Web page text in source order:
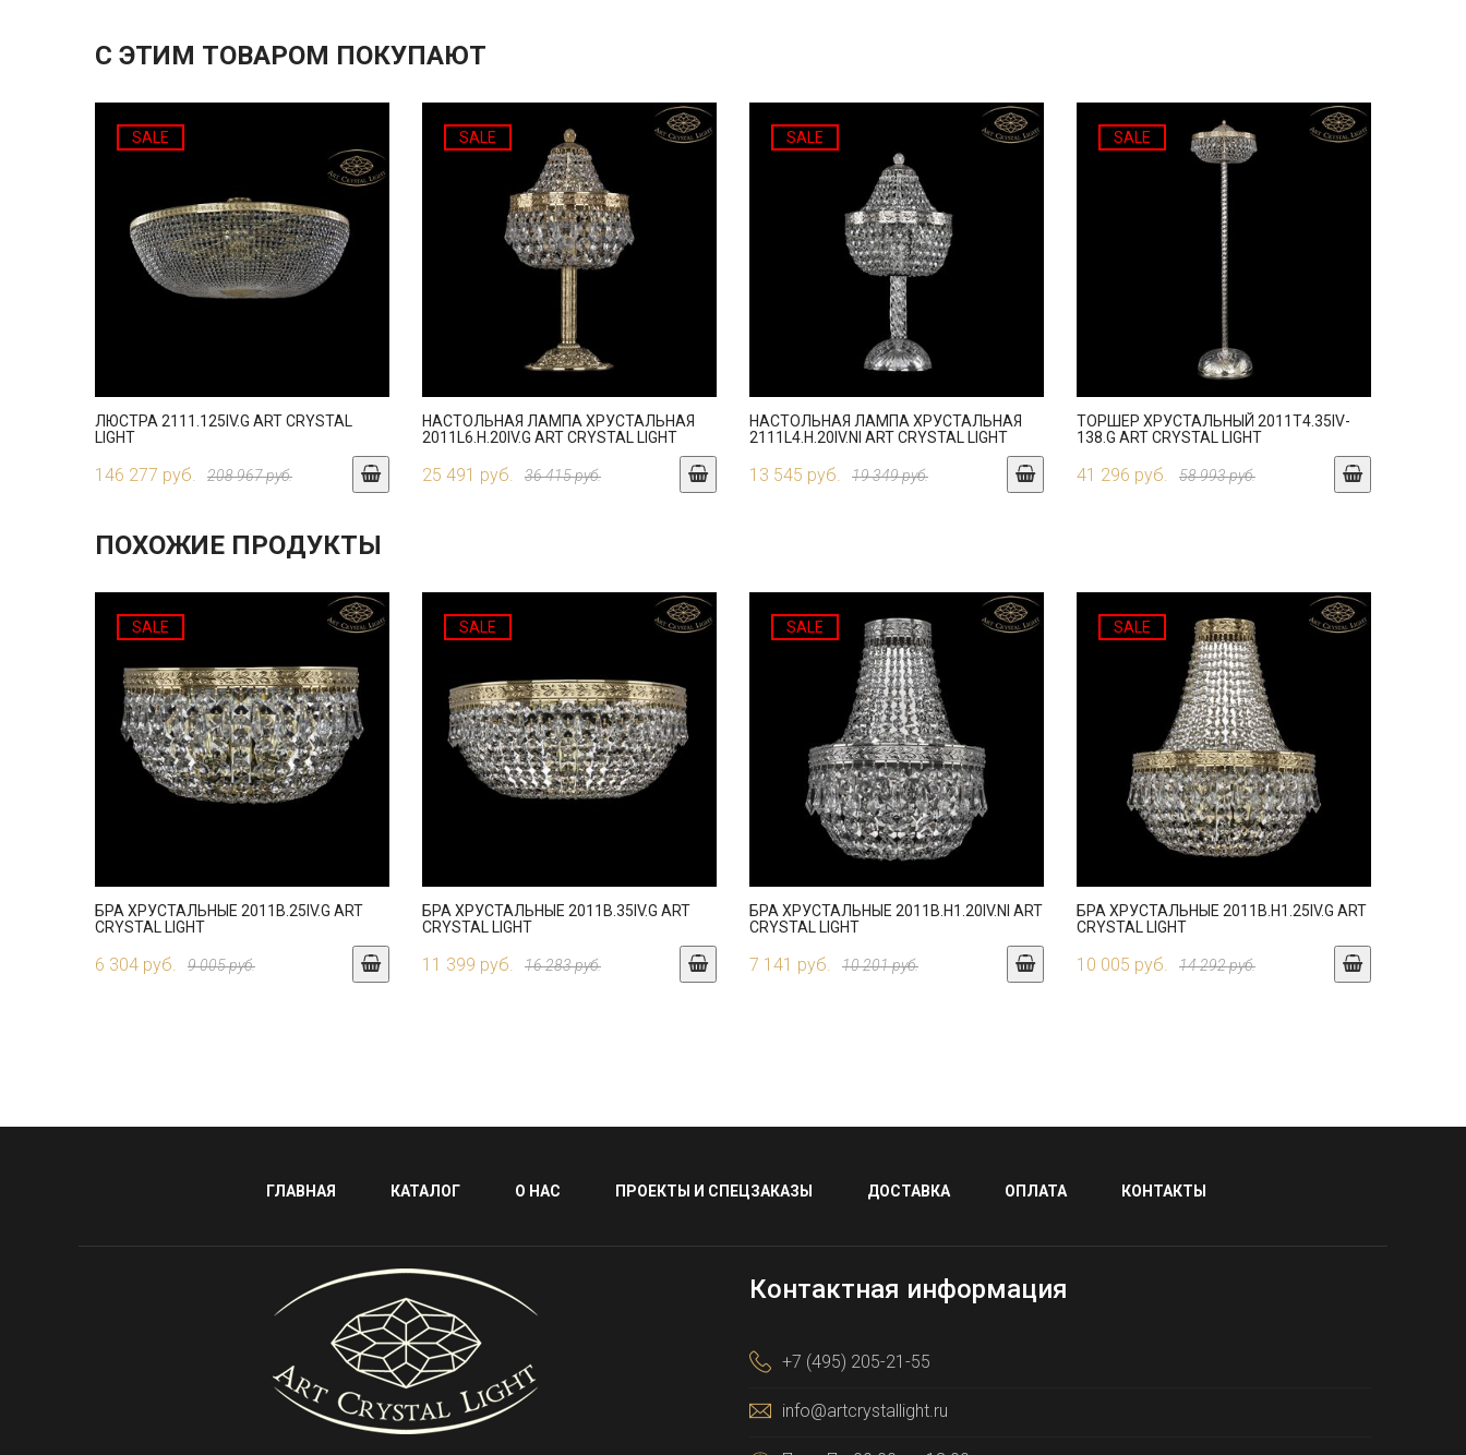
С ЭТИМ ТОВАРОМ ПОКУПАЮТ
SALE
ЛЮСТРА 2111.125IV.G ART CRYSTAL
LIGHT
146 277 руб. 208 967 руб.
SALE
НАСТОЛЬНАЯ ЛАМПА ХРУСТАЛЬНАЯ
2011L6.H.20IV.G ART CRYSTAL LIGHT
25 491 руб. 36 415 руб.
SALE
НАСТОЛЬНАЯ ЛАМПА ХРУСТАЛЬНАЯ
2111L4.H.20IV.NI ART CRYSTAL LIGHT
13 545 руб. 19 349 руб.
SALE
ТОРШЕР ХРУСТАЛЬНЫЙ 2011T4.35IV-
138.G ART CRYSTAL LIGHT
41 296 руб. 58 993 руб.
ПОХОЖИЕ ПРОДУКТЫ
SALE
БРА ХРУСТАЛЬНЫЕ 2011B.25IV.G ART
CRYSTAL LIGHT
6 304 руб. 9 005 руб.
SALE
БРА ХРУСТАЛЬНЫЕ 2011B.35IV.G ART
CRYSTAL LIGHT
11 399 руб. 16 283 руб.
SALE
БРА ХРУСТАЛЬНЫЕ 2011B.H1.20IV.NI ART
CRYSTAL LIGHT
7 141 руб. 10 201 руб.
SALE
БРА ХРУСТАЛЬНЫЕ 2011B.H1.25IV.G ART
CRYSTAL LIGHT
10 005 руб. 14 292 руб.
ГЛАВНАЯ КАТАЛОГ О НАС ПРОЕКТЫ И СПЕЦЗАКАЗЫ ДОСТАВКА ОПЛАТА КОНТАКТЫ
Контактная информация
+7 (495) 205-21-55
info@artcrystallight.ru